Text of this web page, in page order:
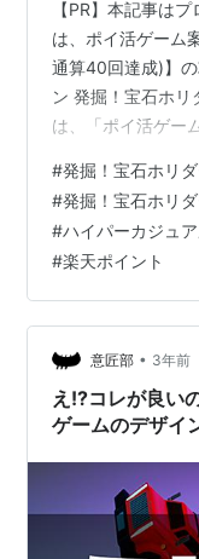
【PR】本記事は
は、ポイ活ゲーム
通算40回達成)】
ン 発掘！宝石ホリ
は、「ポイ活ゲー
です 無課金攻略を
イ情報をもとに作
ム？ 発掘！宝石ホ
イ活案件情報 鉱石
達成について 発
達成)を実際に…
#発掘！宝石ホリ
#発掘！宝石ホリ
#ハイパーカジュ
#楽天ポイント
意匠部 • 3年前
え!?コレが良い
ゲームのデザイ